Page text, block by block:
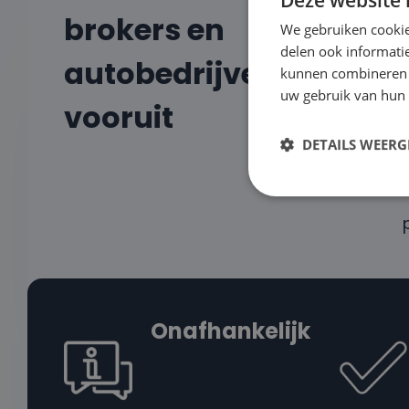
brokers en
autobedrijven
vooruit
Onafhankelijk
We gebruiken
delen ook
kunnen
uw gebruik van hun
DETAILS